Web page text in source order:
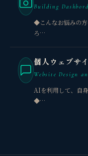
Building Dashbord
◆こんなお悩みの方
ろ…
個人ウェブサ
Website Design
AIを利用して、自
◆…